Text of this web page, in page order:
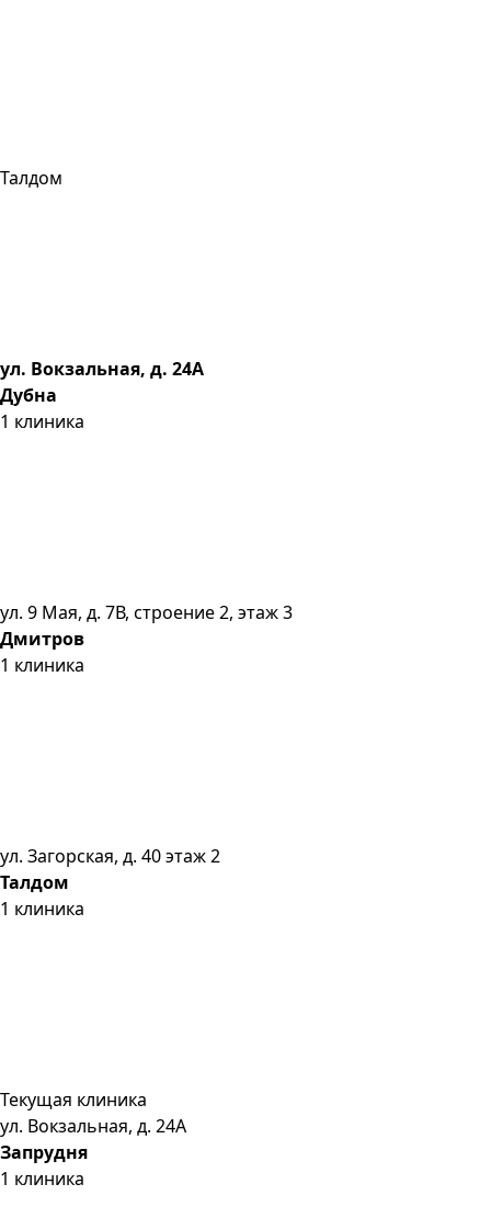
Талдом
ул. Вокзальная, д. 24А
Дубна
1 клиника
ул. 9 Мая, д. 7В, строение 2, этаж 3
Дмитров
1 клиника
ул. Загорская, д. 40 этаж 2
Талдом
1 клиника
Текущая клиника
ул. Вокзальная, д. 24А
Запрудня
1 клиника